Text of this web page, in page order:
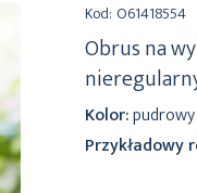
Kod: O61418554
Obrus na
Kolor:
Przykładowy